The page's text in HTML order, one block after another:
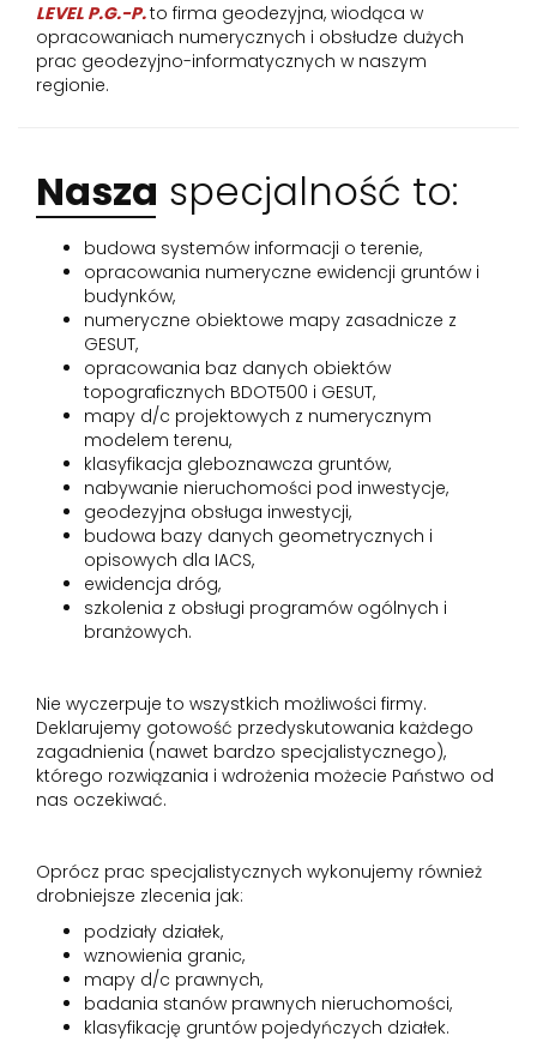
LEVEL P.G.-P.to firma geodezyjna, wiodąca w
opracowaniach numerycznych i obsłudze dużych
prac geodezyjno-informatycznych w naszym
regionie.
Nasza specjalność to:
budowa systemów informacji o terenie,
opracowania numeryczne ewidencji gruntów i
budynków,
numeryczne obiektowe mapy zasadnicze z
GESUT,
opracowania baz danych obiektów
topograficznych BDOT500 i GESUT,
mapy d/c projektowych z numerycznym
modelem terenu,
klasyfikacja gleboznawcza gruntów,
nabywanie nieruchomości pod inwestycje,
geodezyjna obsługa inwestycji,
budowa bazy danych geometrycznych i
opisowych dla IACS,
ewidencja dróg,
szkolenia z obsługi programów ogólnych i
branżowych.
Nie wyczerpuje to wszystkich możliwości firmy.
Deklarujemy gotowość przedyskutowania każdego
zagadnienia (nawet bardzo specjalistycznego),
którego rozwiązania i wdrożenia możecie Państwo od
nas oczekiwać.
Oprócz prac specjalistycznych wykonujemy również
drobniejsze zlecenia jak:
podziały działek,
wznowienia granic,
mapy d/c prawnych,
badania stanów prawnych nieruchomości,
klasyfikację gruntów pojedyńczych działek.